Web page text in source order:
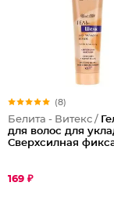
(8)
Белита - Витекс /
для волос для
Сверхсилная
169 ₽